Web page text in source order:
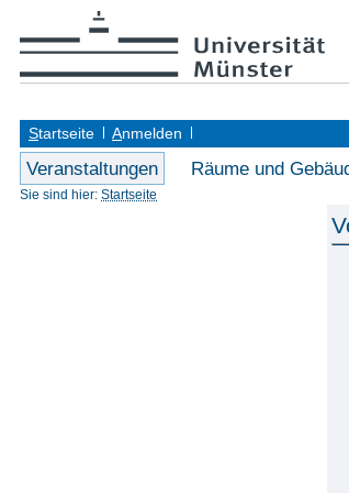
Startseite Anmelden
Veranstaltungen Räume und
Sie sind hier: Startseite